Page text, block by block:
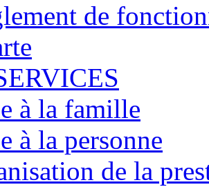
de
à la famille
à la personne
de la